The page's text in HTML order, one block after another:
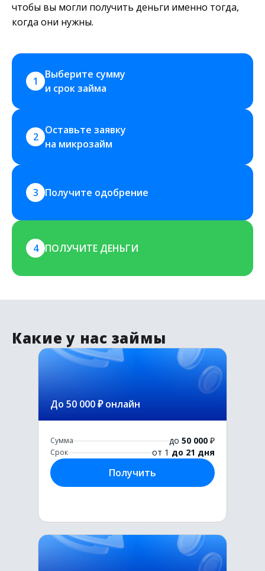
чтобы вы могли получить деньги именно тогда,
когда они нужны.
1
Выберите сумму
и срок займа
2
Оставьте заявку
на микрозайм
3 Получите одобрение
4 ПОЛУЧИТЕ ДЕНЬГИ
Какие у нас займы
До 50 000 ₽ онлайн
Сумма до 50 000 ₽
Срок от 1 до 21 дня
Получить